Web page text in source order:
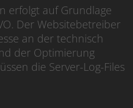
erfolgt auf Grundlage
Der Websitebetreiber
an der technisch
der Optimierung
die Server-Log-Files